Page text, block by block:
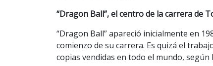
“Dragon Ball”, el centro de la carrera de
“Dragon Ball” apareció inicialmente en
comienzo de su carrera. Es quizá el
copias vendidas en todo el mundo, según